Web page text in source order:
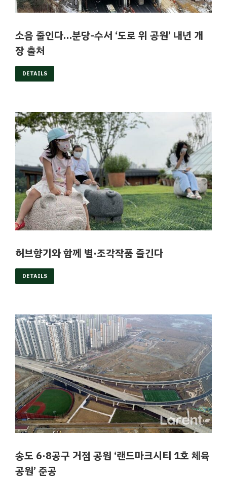
소음 줄인다…분당-수서 ‘도로 위 공원’ 내년 개
장 출처
DETAILS
허브향기와 함께 별·조각작품 즐긴다
DETAILS
송도 6·8공구 거점 공원 ‘랜드마크시티 1호 체육
공원’ 준공